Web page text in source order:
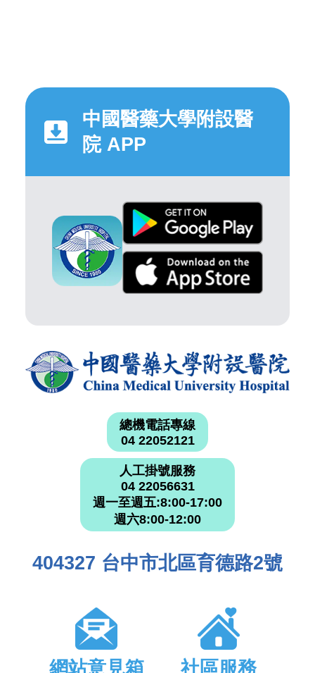
中國醫藥大學附設醫
院 APP
總機電話專線
04 22052121
人工掛號服務
04 22056631
週一至週五:8:00-17:00
週六8:00-12:00
404327 台中市北區育德路2號
網站意見箱 社區服務